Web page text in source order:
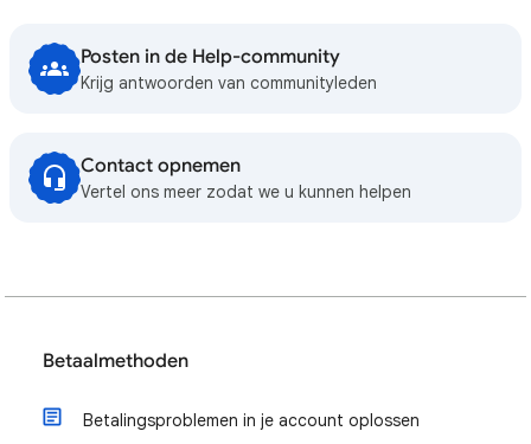
Posten in de Help-community
Krijg antwoorden van communityleden
Contact opnemen
Vertel ons meer zodat we u kunnen helpen
Betaalmethoden
Betalingsproblemen in je account oplossen